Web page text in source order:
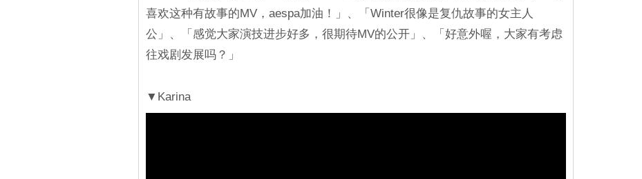
喜欢这种有故事的MV，aespa加油！」、「Winter很像是复仇故事的女主人
公」、「感觉大家演技进步好多，很期待MV的公开」、「好意外喔，大家有考虑
往戏剧发展吗？」
▼Karina